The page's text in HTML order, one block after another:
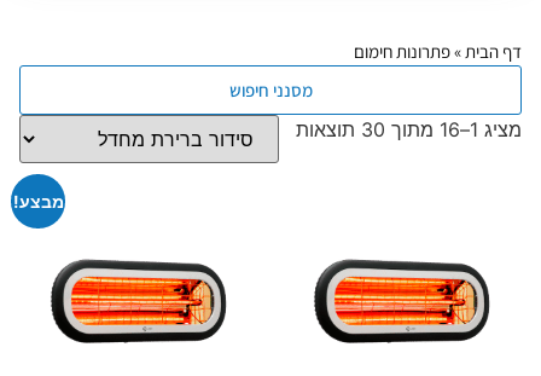
דף הבית »פתרונות חימום
מסנני חיפוש
מציג 1–16 מתוך 30 תוצאות
מבצע!